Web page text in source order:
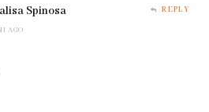
Spinosa
AGO
REPLY